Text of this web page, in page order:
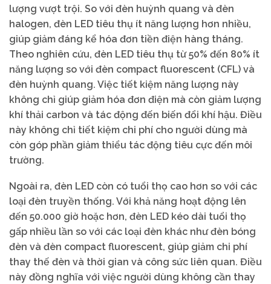
lượng vượt trội. So với đèn huỳnh quang và đèn
halogen, đèn LED tiêu thụ ít năng lượng hơn nhiều,
giúp giảm đáng kể hóa đơn tiền điện hàng tháng.
Theo nghiên cứu, đèn LED tiêu thụ từ 50% đến 80% ít
năng lượng so với đèn compact fluorescent (CFL) và
đèn huỳnh quang. Việc tiết kiệm năng lượng này
không chỉ giúp giảm hóa đơn điện mà còn giảm lượng
khí thải carbon và tác động đến biến đổi khí hậu. Điều
này không chỉ tiết kiệm chi phí cho người dùng mà
còn góp phần giảm thiểu tác động tiêu cực đến môi
trường.
Ngoài ra, đèn LED còn có tuổi thọ cao hơn so với các
loại đèn truyền thống. Với khả năng hoạt động lên
đến 50.000 giờ hoặc hơn, đèn LED kéo dài tuổi thọ
gấp nhiều lần so với các loại đèn khác như đèn bóng
đèn và đèn compact fluorescent, giúp giảm chi phí
thay thế đèn và thời gian và công sức liên quan. Điều
này đồng nghĩa với việc người dùng không cần thay